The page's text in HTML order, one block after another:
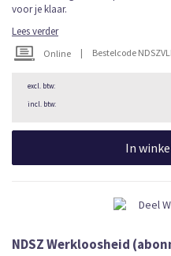
voor je klaar.
Lees verder
Online | Bestelcode
In
NDSZ Werkloosheid